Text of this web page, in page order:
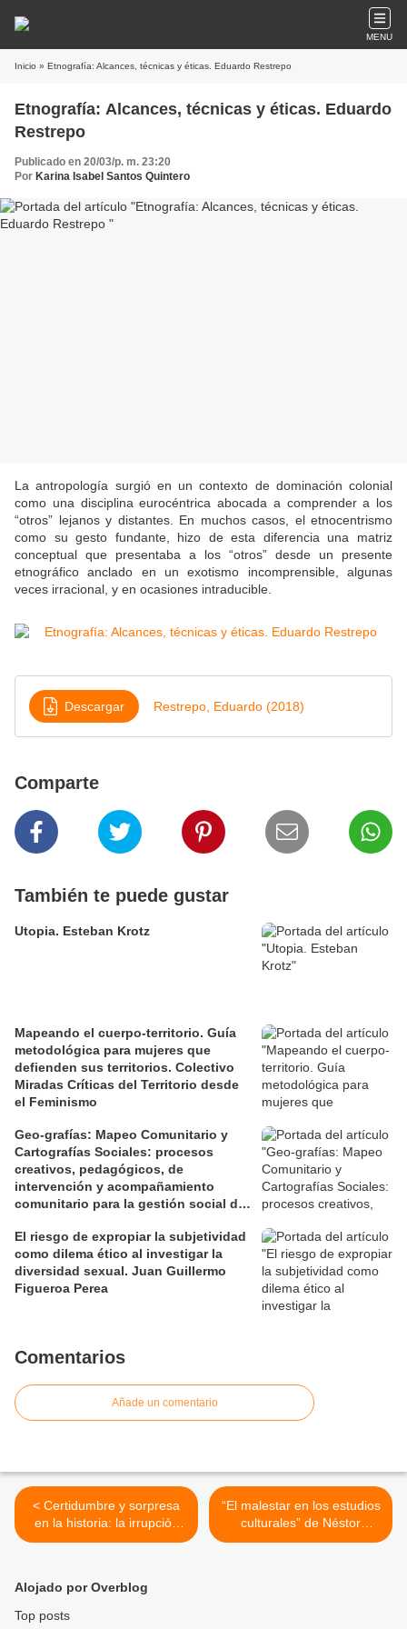
MENU
Inicio » Etnografía: Alcances, técnicas y éticas. Eduardo Restrepo
Etnografía: Alcances, técnicas y éticas. Eduardo
Restrepo
Publicado en 20/03/p. m. 23:20
Por Karina Isabel Santos Quintero
La antropología surgió en un contexto de dominación colonial
como una disciplina eurocéntrica abocada a comprender a los
“otros” lejanos y distantes. En muchos casos, el etnocentrismo
como su gesto fundante, hizo de esta diferencia una matriz
conceptual que presentaba a los “otros” desde un presente
etnográfico anclado en un exotismo incomprensible, algunas
veces irracional, y en ocasiones intraducible.
Descargar Restrepo, Eduardo (2018)
Comparte
También te puede gustar
Utopia. Esteban Krotz
Mapeando el cuerpo-territorio. Guía
metodológica para mujeres que
defienden sus territorios. Colectivo
Miradas Críticas del Territorio desde
el Feminismo
Geo-grafías: Mapeo Comunitario y
Cartografías Sociales: procesos
creativos, pedagógicos, de
intervención y acompañamiento
comunitario para la gestión social de
El riesgo de expropiar la subjetividad
como dilema ético al investigar la
diversidad sexual. Juan Guillermo
Figueroa Perea
Comentarios
Añade un comentario
< Certidumbre y sorpresa
en la historia: la irrupción
del Ejército Zapatista de
modernización neoliberal.
Jenaro Reynoso y
“El malestar en los estudios
culturales” de Néstor
García Canclini >
Alojado por Overblog
Top posts